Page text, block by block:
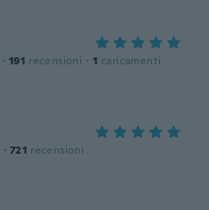
· 191 recensioni · 1 caricamenti
· 721 recensioni